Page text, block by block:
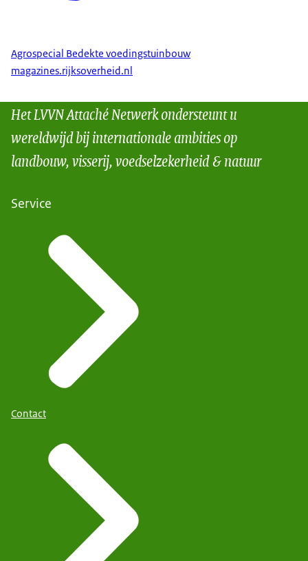
Agrospecial Bedekte voedingstuinbouw
magazines.rijksoverheid.nl
Het LVVN Attaché Netwerk ondersteunt u
wereldwijd bij internationale ambities op
landbouw, visserij, voedselzekerheid & natuur
Service
Contact